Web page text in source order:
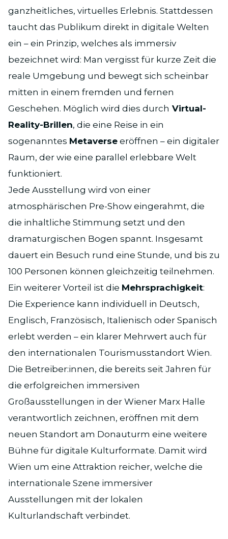
ganzheitliches, virtuelles Erlebnis. Stattdessen
taucht das Publikum direkt in digitale Welten
ein – ein Prinzip, welches als immersiv
bezeichnet wird: Man vergisst für kurze Zeit die
reale Umgebung und bewegt sich scheinbar
mitten in einem fremden und fernen
Geschehen. Möglich wird dies durch Virtual-
Reality-Brillen, die eine Reise in ein
sogenanntes Metaverse eröffnen – ein digitaler
Raum, der wie eine parallel erlebbare Welt
funktioniert.
Jede Ausstellung wird von einer
atmosphärischen Pre-Show eingerahmt, die
die inhaltliche Stimmung setzt und den
dramaturgischen Bogen spannt. Insgesamt
dauert ein Besuch rund eine Stunde, und bis zu
100 Personen können gleichzeitig teilnehmen.
Ein weiterer Vorteil ist die Mehrsprachigkeit:
Die Experience kann individuell in Deutsch,
Englisch, Französisch, Italienisch oder Spanisch
erlebt werden – ein klarer Mehrwert auch für
den internationalen Tourismusstandort Wien.
Die Betreiber:innen, die bereits seit Jahren für
die erfolgreichen immersiven
Großausstellungen in der Wiener Marx Halle
verantwortlich zeichnen, eröffnen mit dem
neuen Standort am Donauturm eine weitere
Bühne für digitale Kulturformate. Damit wird
Wien um eine Attraktion reicher, welche die
internationale Szene immersiver
Ausstellungen mit der lokalen
Kulturlandschaft verbindet.